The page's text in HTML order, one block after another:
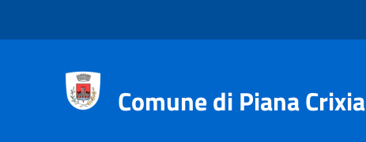
Comune di Piana Crixia